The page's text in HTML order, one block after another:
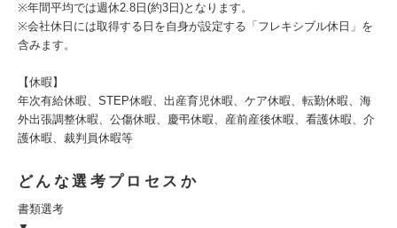
※年間平均では週休2.8日(約3日)となります。
※会社休日には取得する日を自身が設定する「フレキシブル休日」を
含みます。
【休暇】
年次有給休暇、STEP休暇、出産育児休暇、ケア休暇、転勤休暇、海
外出張調整休暇、公傷休暇、慶弔休暇、産前産後休暇、看護休暇、介
護休暇、裁判員休暇等
どんな選考プロセスか
書類選考